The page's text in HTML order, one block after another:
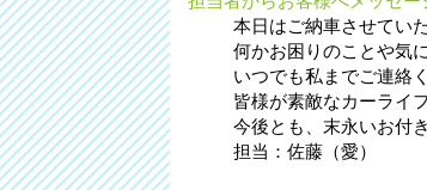
本日はご納車させてい
何かお困りのことや気
いつでも私までご連絡
皆様が素敵なカーライ
今後とも、末永いお付
担当：佐藤（愛）